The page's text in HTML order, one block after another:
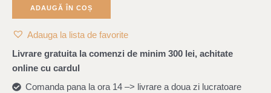
ADAUGĂ ÎN COȘ
Adauga la lista de favorite
Livrare gratuita la comenzi de minim 300 lei, achitate
online cu cardul
Comanda pana la ora 14 –> livrare a doua zi lucratoare